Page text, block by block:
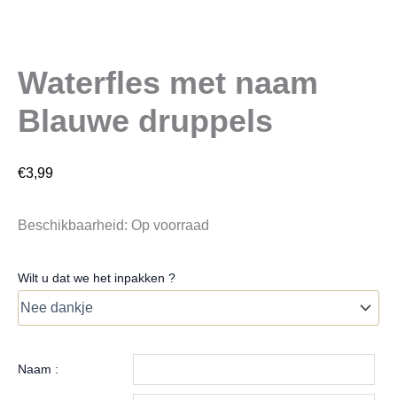
Waterfles met naam
Blauwe druppels
€3,99
Beschikbaarheid: Op voorraad
Wilt u dat we het inpakken ?
Naam :